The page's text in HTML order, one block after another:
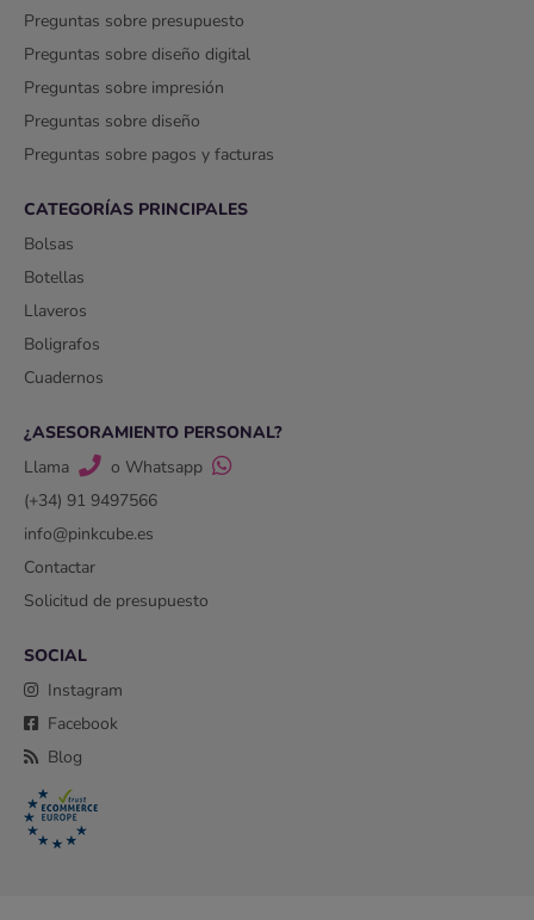
Preguntas sobre presupuesto
Preguntas sobre diseño digital
Preguntas sobre impresión
Preguntas sobre diseño
Preguntas sobre pagos y facturas
CATEGORÍAS PRINCIPALES
Bolsas
Botellas
Llaveros
Boligrafos
Cuadernos
¿ASESORAMIENTO PERSONAL?
Llama
o Whatsapp
(+34) 91 9497566
info@pinkcube.es
Contactar
Solicitud de presupuesto
SOCIAL
Instagram
Facebook
Blog